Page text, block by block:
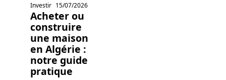
Investir 15/07/2026
Acheter ou
construire
une maison
en Algérie :
notre guide
pratique